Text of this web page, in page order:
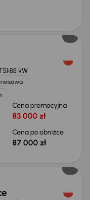
85 kW
Cena promocyjna
83 000 zł
Cena po obniżce
87 000 zł